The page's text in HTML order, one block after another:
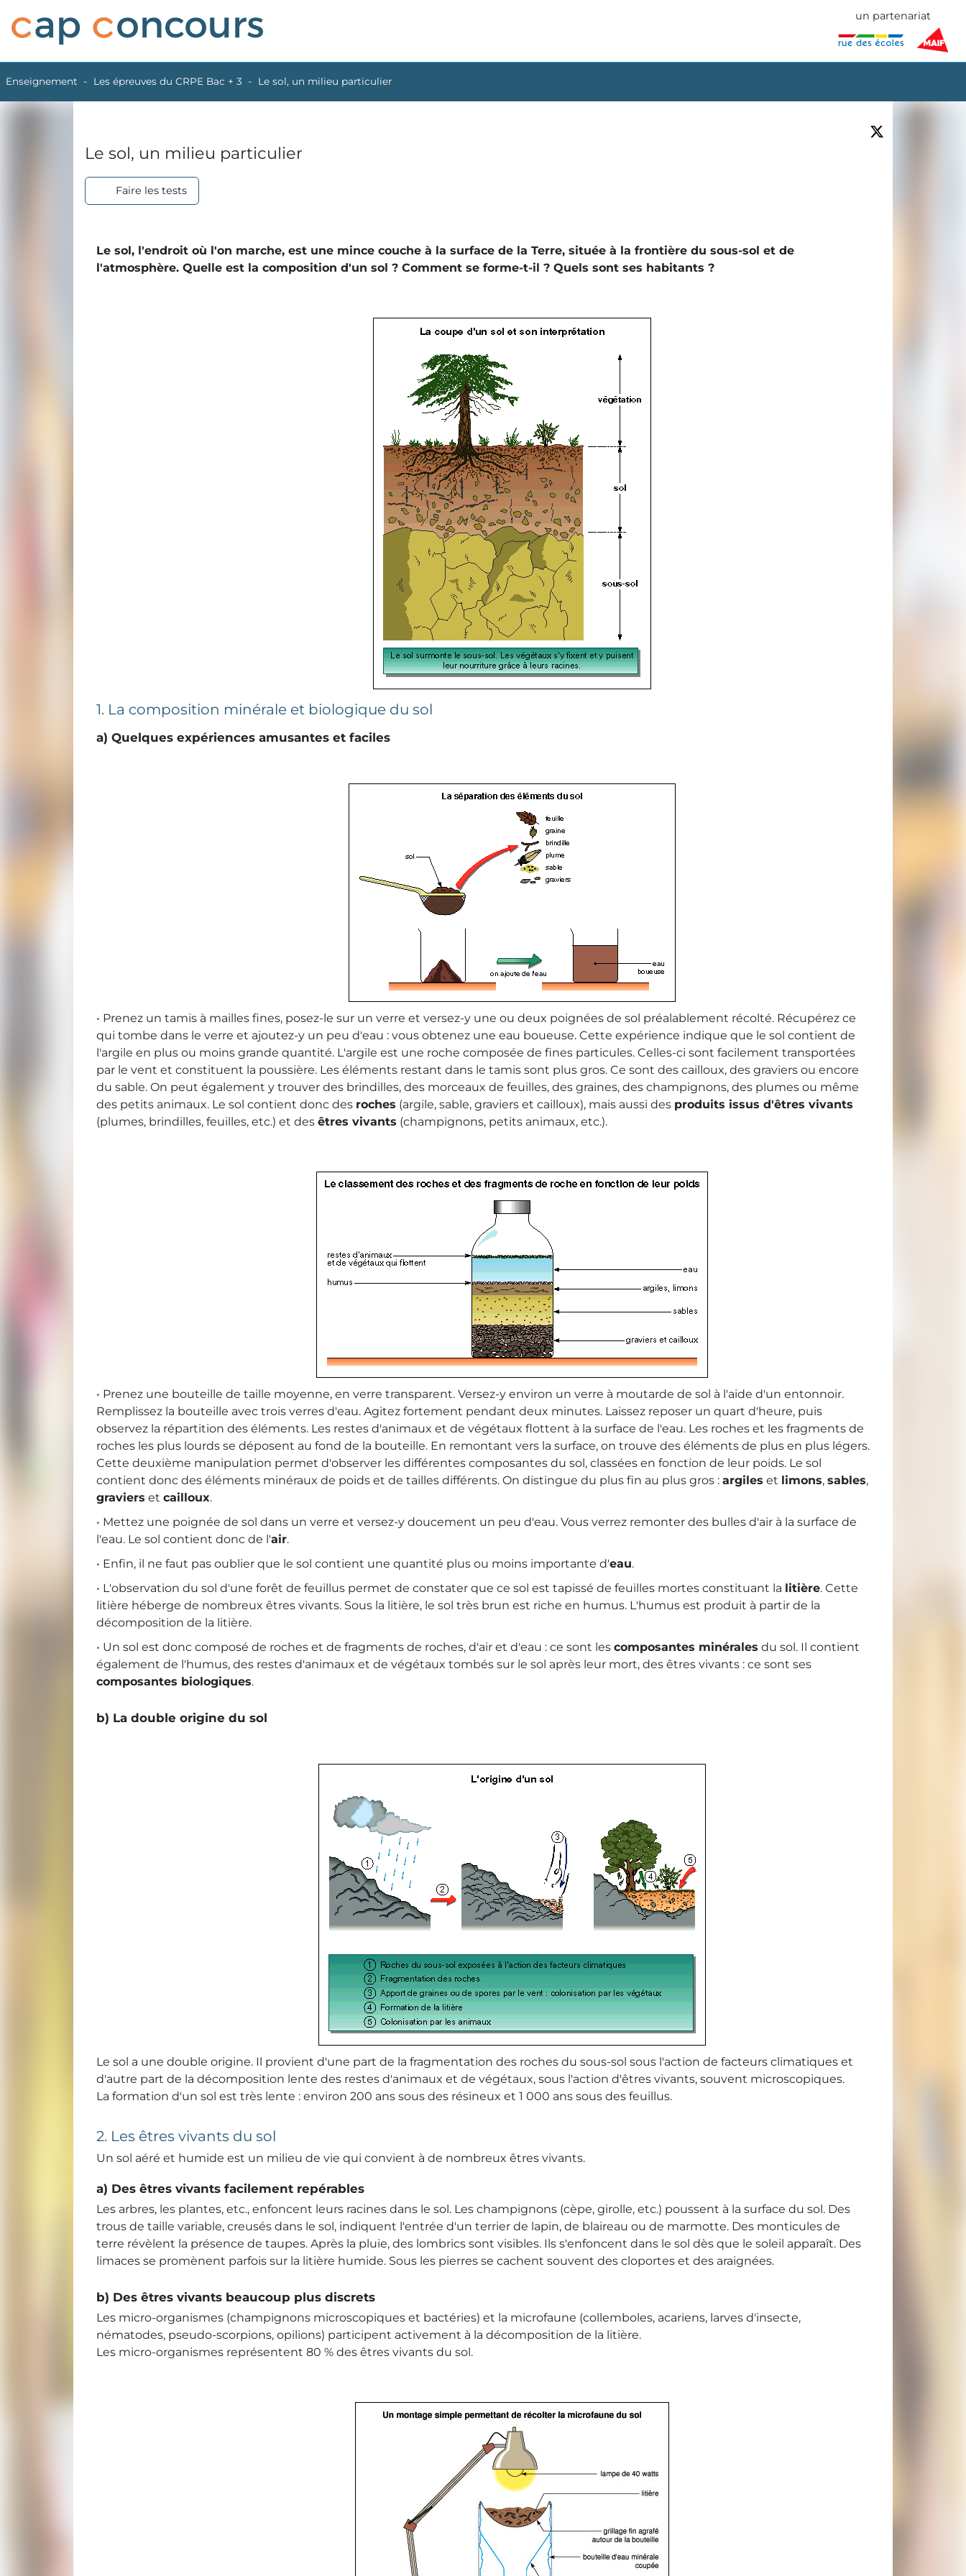
un partenariat
Enseignement Les épreuves du CRPE Bac + 3 Le sol, un milieu particulier
Le sol, un milieu particulier
Faire les tests
Le sol, l'endroit où l'on marche, est une mince couche à la surface de la Terre, située à la frontière du sous-sol et de
l'atmosphère. Quelle est la composition d'un sol ? Comment se forme-t-il ? Quels sont ses habitants ?
1. La composition minérale et biologique du sol
a) Quelques expériences amusantes et faciles
• Prenez un tamis à mailles fines, posez-le sur un verre et versez-y une ou deux poignées de sol préalablement récolté. Récupérez ce
qui tombe dans le verre et ajoutez-y un peu d'eau : vous obtenez une eau boueuse. Cette expérience indique que le sol contient de
l'argile en plus ou moins grande quantité. L'argile est une roche composée de fines particules. Celles-ci sont facilement transportées
par le vent et constituent la poussière. Les éléments restant dans le tamis sont plus gros. Ce sont des cailloux, des graviers ou encore
du sable. On peut également y trouver des brindilles, des morceaux de feuilles, des graines, des champignons, des plumes ou même
des petits animaux. Le sol contient donc des roches (argile, sable, graviers et cailloux), mais aussi des produits issus d'êtres vivants
(plumes, brindilles, feuilles, etc.) et des êtres vivants (champignons, petits animaux, etc.).
• Prenez une bouteille de taille moyenne, en verre transparent. Versez-y environ un verre à moutarde de sol à l'aide d'un entonnoir.
Remplissez la bouteille avec trois verres d'eau. Agitez fortement pendant deux minutes. Laissez reposer un quart d'heure, puis
observez la répartition des éléments. Les restes d'animaux et de végétaux flottent à la surface de l'eau. Les roches et les fragments de
roches les plus lourds se déposent au fond de la bouteille. En remontant vers la surface, on trouve des éléments de plus en plus légers.
Cette deuxième manipulation permet d'observer les différentes composantes du sol, classées en fonction de leur poids. Le sol
contient donc des éléments minéraux de poids et de tailles différents. On distingue du plus fin au plus gros : argiles et limons, sables,
graviers et cailloux.
• Mettez une poignée de sol dans un verre et versez-y doucement un peu d'eau. Vous verrez remonter des bulles d'air à la surface de
l'eau. Le sol contient donc de l'air.
• Enfin, il ne faut pas oublier que le sol contient une quantité plus ou moins importante d'eau.
• L'observation du sol d'une forêt de feuillus permet de constater que ce sol est tapissé de feuilles mortes constituant la litière. Cette
litière héberge de nombreux êtres vivants. Sous la litière, le sol très brun est riche en humus. L'humus est produit à partir de la
décomposition de la litière.
• Un sol est donc composé de roches et de fragments de roches, d'air et d'eau : ce sont les composantes minérales du sol. Il contient
également de l'humus, des restes d'animaux et de végétaux tombés sur le sol après leur mort, des êtres vivants : ce sont ses
composantes biologiques.
b) La double origine du sol
Le sol a une double origine. Il provient d'une part de la fragmentation des roches du sous-sol sous l'action de facteurs climatiques et
d'autre part de la décomposition lente des restes d'animaux et de végétaux, sous l'action d'êtres vivants, souvent microscopiques.
La formation d'un sol est très lente : environ 200 ans sous des résineux et 1 000 ans sous des feuillus.
2. Les êtres vivants du sol
Un sol aéré et humide est un milieu de vie qui convient à de nombreux êtres vivants.
a) Des êtres vivants facilement repérables
Les arbres, les plantes, etc., enfoncent leurs racines dans le sol. Les champignons (cèpe, girolle, etc.) poussent à la surface du sol. Des
trous de taille variable, creusés dans le sol, indiquent l'entrée d'un terrier de lapin, de blaireau ou de marmotte. Des monticules de
terre révèlent la présence de taupes. Après la pluie, des lombrics sont visibles. Ils s'enfoncent dans le sol dès que le soleil apparaît. Des
limaces se promènent parfois sur la litière humide. Sous les pierres se cachent souvent des cloportes et des araignées.
b) Des êtres vivants beaucoup plus discrets
Les micro-organismes (champignons microscopiques et bactéries) et la microfaune (collemboles, acariens, larves d'insecte,
nématodes, pseudo-scorpions, opilions) participent activement à la décomposition de la litière.
Les micro-organismes représentent 80 % des êtres vivants du sol.